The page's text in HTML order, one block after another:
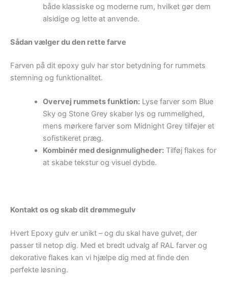
både klassiske og moderne rum, hvilket gør dem
alsidige og lette at anvende.
Sådan vælger du den rette farve
Farven på dit epoxy gulv har stor betydning for rummets
stemning og funktionalitet.
Overvej rummets funktion:Lyse farver som Blue
Sky og Stone Grey skaber lys og rummelighed,
mens mørkere farver som Midnight Grey tilføjer et
sofistikeret præg.
Kombinér med designmuligheder:Tilføj flakes for
at skabe tekstur og visuel dybde.
Kontakt os og skab dit drømmegulv
Hvert Epoxy gulv er unikt – og du skal have gulvet, der
passer til netop dig. Med et bredt udvalg af RAL farver og
dekorative flakes kan vi hjælpe dig med at finde den
perfekte løsning.